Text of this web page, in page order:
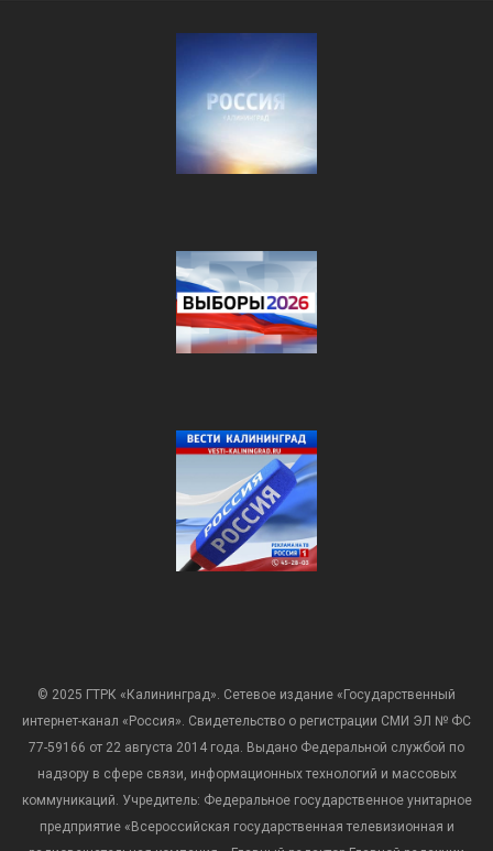
© 2025 ГТРК «Калининград». Сетевое издание «Государственный
интернет-канал «Россия». Свидетельство о регистрации СМИ ЭЛ № ФС
77-59166 от 22 августа 2014 года. Выдано Федеральной службой по
надзору в сфере связи, информационных технологий и массовых
коммуникаций. Учредитель: Федеральное государственное унитарное
предприятие «Всероссийская государственная телевизионная и